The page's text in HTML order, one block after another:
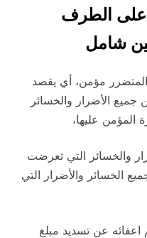
الطرف
مؤمن، أي يقصد
الأضرار والخسائر
المؤمن عليها،
والخسائر التي تعرضت
الخسائر والأضرار التي
عن تسديد مبلغ